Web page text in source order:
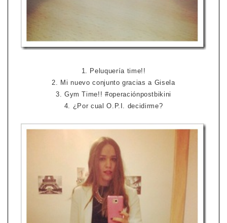
1. Peluquería time!!
2. Mi nuevo conjunto gracias a Gisela
3. Gym Time!! #operaciónpostbikini
4. ¿Por cual O.P.I. decidirme?